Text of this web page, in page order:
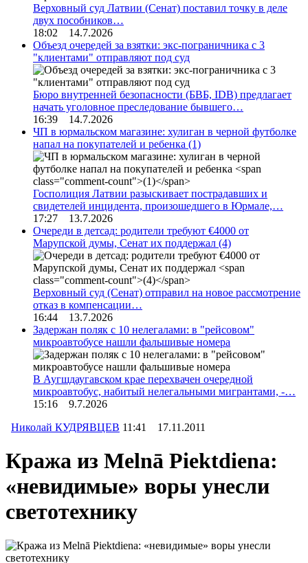
Верховный суд Латвии (Сенат) поставил точку в деле
двух пособников…
18:02 14.7.2026
Объезд очередей за взятки: экс-пограничника с 3
"клиентами" отправляют под суд
Бюро внутренней безопасности (БВБ, IDB) предлагает
начать уголовное преследование бывшего…
16:39 14.7.2026
ЧП в юрмальском магазине: хулиган в черной футболке
напал на покупателей и ребенка (1)
Госполиция Латвии разыскивает пострадавших и
свидетелей инцидента, произошедшего в Юрмале,…
17:27 13.7.2026
Очереди в детсад: родители требуют €4000 от
Марупской думы, Сенат их поддержал (4)
Верховный суд (Сенат) отправил на новое рассмотрение
отказ в компенсации…
16:44 13.7.2026
Задержан поляк с 10 нелегалами: в "рейсовом"
микроавтобусе нашли фальшивые номера
В Аугшдаугавском крае перехвачен очередной
микроавтобус, набитый нелегальными мигрантами, -…
15:16 9.7.2026
Николай КУДРЯВЦЕВ 11:41 17.11.2011
Кража из Melnā Piektdiena:
«невидимые» воры унесли
светотехнику